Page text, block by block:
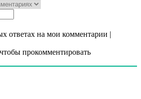
ответах на мои комментарии |
прокомментировать